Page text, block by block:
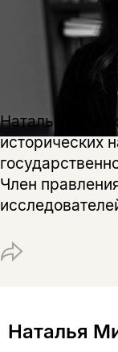
Наталья
исторических
Член
Наталья
о книгах
на склад